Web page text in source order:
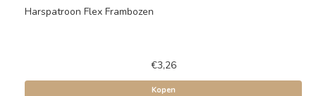
Harspatroon Flex Frambozen
€3,26
Kopen